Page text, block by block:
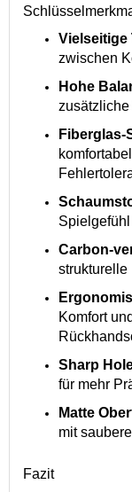
Vielseitige
zwischen
Hohe
Fiberglas-
Carbon-
strukturelle
Komfort
Sharp
für mehr
Matte
mit
Fazit